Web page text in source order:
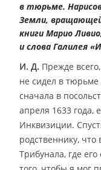
в тюрьме.
Земли,
книги Марио
и слова Галилея
И. Д. Прежде
не сидел в
сначала в
апреля 1633 года,
Инквизиции.
родственнику,
Трибунала, где